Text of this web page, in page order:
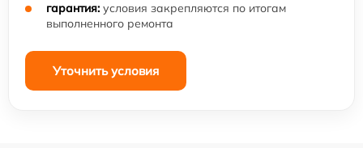
гарантия: условия закрепляются по итогам
выполненного ремонта
Уточнить условия